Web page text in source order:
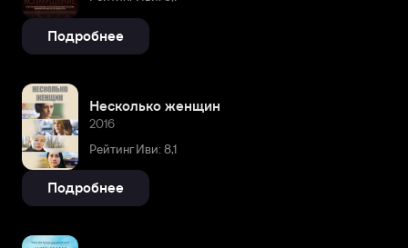
Подробнее
Несколько женщин
2016
Рейтинг Иви: 8,1
Подробнее